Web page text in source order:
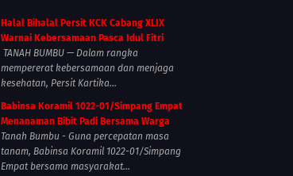
Halal Bihalal Persit KCK Cabang XLIX
Warnai Kebersamaan Pasca Idul Fitri
TANAH BUMBU — Dalam rangka
mempererat kebersamaan dan menjaga
kesehatan, Persit Kartika...
Babinsa Koramil 1022-01/Simpang Empat
Menanaman Bibit Padi Bersama Warga
Tanah Bumbu - Guna percepatan masa
tanam, Babinsa Koramil 1022-01/Simpang
Empat bersama masyarakat...